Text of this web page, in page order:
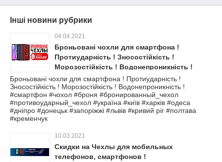
Інші новини рубрики
04.04.2021
Броньовані чохли для смартфона !
Протиударність ! Зносостійкість !
Морозостійкість ! Водонепроникність !
Броньовані чохли для смартфона ! Протиударність !
Зносостійкість ! Морозостійкість ! Водонепроникність !
#смартфон #чохол #броня #бронированный_чехол
#противоударный_чехол #україна #київ #харків #одеса
#дніпро #донецьк #запоріжжі #львів #кривий ріг #полтава
#кременчук
10.03.2021
Скидки на Чехлы для мобильных
телефонов, смартфонов !